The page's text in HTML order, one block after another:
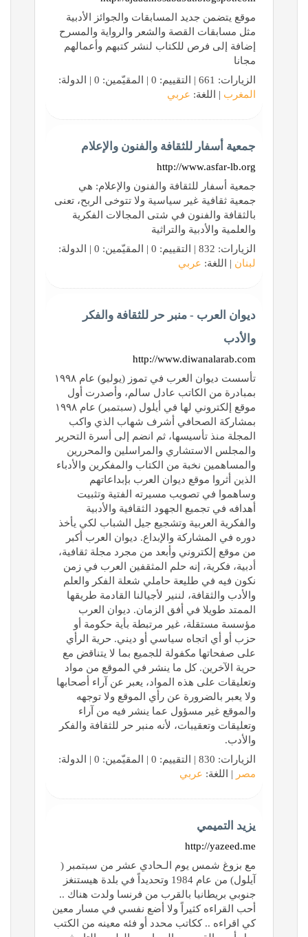
موقع يتضمن جديد المسابقات والجوائز الأدبية
مثل مسابقات القصة والشعر والرواية والمسرح
إضافة إلى فرص للكتاب لنشر كتبهم وأعمالهم
مجانا
الزيارات: 661 | التقييم: 0 | المقيّمين: 0 | الدولة:
المغرب | اللغة: عربي
جمعية أسفار للثقافة والفنون والإعلام
http://www.asfar-lb.org
جمعية أسفار للثقافة والفنون والإعلام: هي
جمعية ثقافية غير سياسية ولا تتوخى الربح، تعنى
بالثقافة والفنون في شتى المجالات الفكرية
والعلمية والأدبية والتراثية
الزيارات: 832 | التقييم: 0 | المقيّمين: 0 | الدولة:
لبنان | اللغة: عربي
ديوان العرب - منبر حر للثقافة والفكر
والأدب
http://www.diwanalarab.com
تأسست ديوان العرب في تموز (يوليو) عام ١٩٩٨
بمبادرة من الكاتب عادل سالم، وأصدرت أول
موقع إلكتروني لها في أيلول (سبتمبر) عام ١٩٩٨
بمشاركة الصحافي أشرف شهاب الذي واكب
المجلة منذ تأسيسها، ثم انضم إلى أسرة التحرير
والمجلس الاستشاري والمراسلين والمحررين
والمساهمين نخبة من الكتاب والمفكرين والأدباء
الذين أثروا موقع ديوان العرب بإبداعاتهم
وساهموا في تصويب مسيرته الفتية وتثبيت
أهدافه في تجميع الجهود الثقافية والأدبية
والفكرية العربية وتشجيع جيل الشباب لكي يأخذ
دوره في المشاركة والإبداع. ديوان العرب أكبر
من موقع إلكتروني وأبعد من مجرد مجلة ثقافية،
أدبية، فكرية، إنه حلم المثقفين العرب في زمن
نكون فيه في طليعة حاملي شعلة الفكر والعلم
والأدب والثقافة، لننير لأجيالنا القادمة طريقها
الممتد طويلا في أفق الزمان. ديوان العرب
مؤسسة مستقلة، غير مرتبطة بأية حكومة أو
حزب أو أي اتجاه سياسي أو ديني. حرية الرأي
على صفحاتها مكفولة للجميع بما لا يتناقض مع
حرية الآخرين. كل ما ينشر في الموقع من مواد
وتعليقات على هذه المواد، يعبر عن آراء أصحابها
ولا يعبر بالضرورة عن رأي الموقع ولا توجهه
والموقع غير مسؤول عما ينشر فيه من آراء
وتعليقات وتعقيبات، لأنه منبر حر للثقافة والفكر
والأدب.
الزيارات: 830 | التقييم: 0 | المقيّمين: 0 | الدولة:
مصر | اللغة: عربي
يزيد التميمي
http://yazeed.me
مع بزوغ شمس يوم الـحادي عشر من سبتمبر (
آيلول) من عام 1984 وتحديداً في بلدة هيستنغز
جنوبي بريطانيا بالقرب من فرنسا ولدت هناك ..
أحب القراءه كثيراً ولا أضع نفسي في مسار معين
كي اقراءه .. ككاتب محدد أو فئه معينه من الكتب